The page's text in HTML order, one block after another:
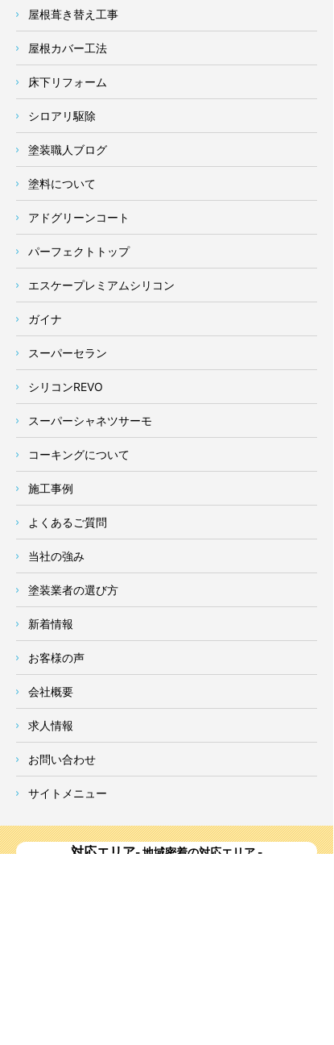
屋根葺き替え工事
屋根カバー工法
床下リフォーム
シロアリ駆除
塗装職人ブログ
塗料について
アドグリーンコート
パーフェクトトップ
エスケープレミアムシリコン
ガイナ
スーパーセラン
シリコンREVO
スーパーシャネツサーモ
コーキングについて
施工事例
よくあるご質問
当社の強み
塗装業者の選び方
新着情報
お客様の声
会社概要
求人情報
お問い合わせ
サイトメニュー
対応エリア- 地域密着の対応エリア -